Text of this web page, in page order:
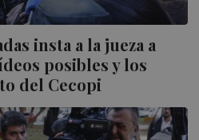
insta a la jueza a
posibles y los
del Cecopi